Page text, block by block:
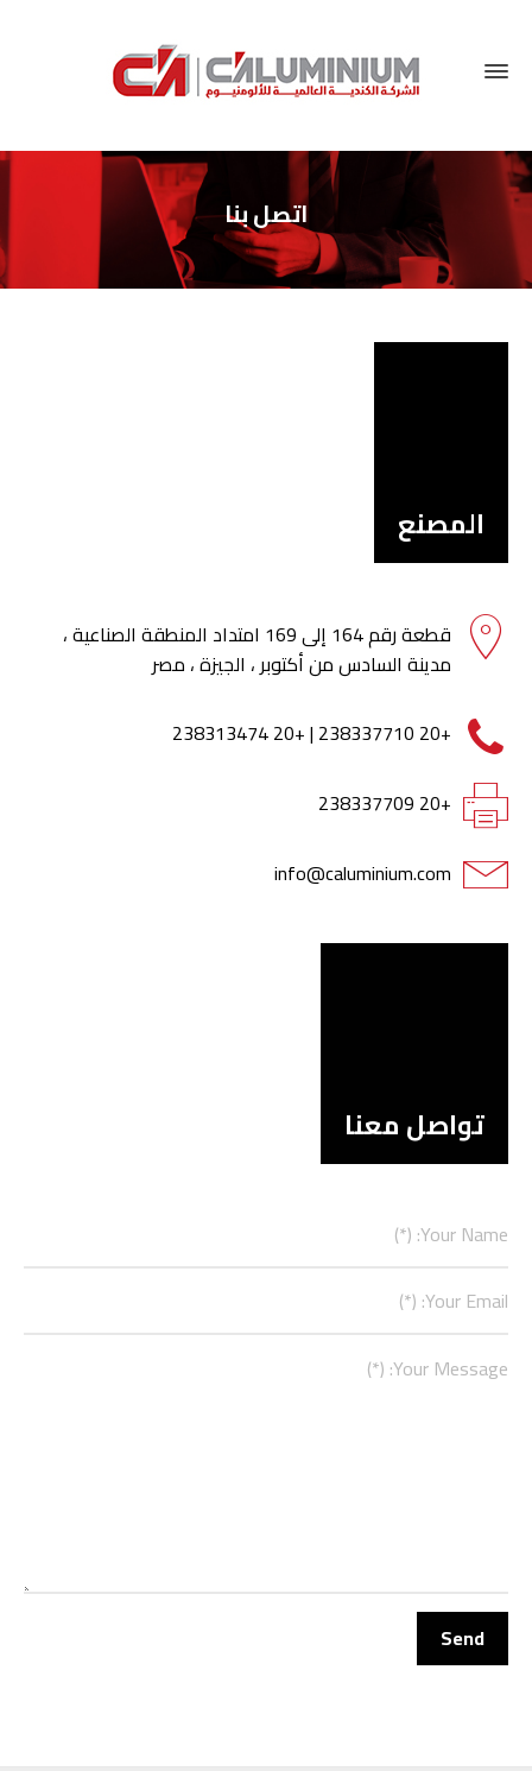
اتصل بنا
المصنع
قطعة رقم 164 إلى 169 امتداد المنطقة الصناعية ،
مدينة السادس من أكتوبر ، الجيزة ، مصر
+20 238337710 | +20 238313474
+20 238337709
info@caluminium.com
تواصل معنا